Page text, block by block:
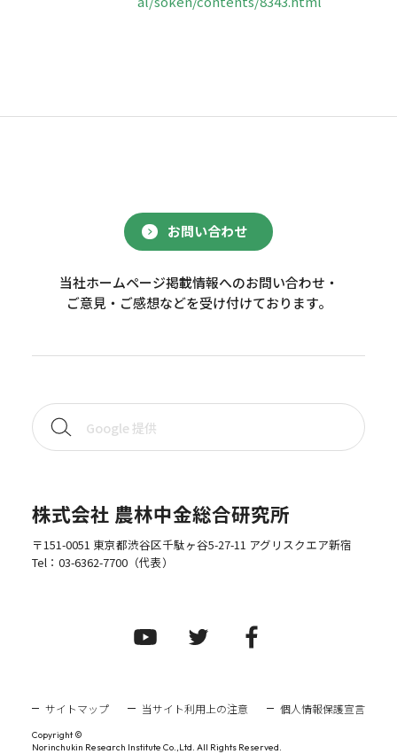
お問い合わせ
当社ホームページ掲載情報へのお問い合わせ・
ご意見・ご感想などを受け付けております。
株式会社 農林中金総合研究所
〒151-0051 東京都渋谷区千駄ヶ谷5-27-11 アグリスクエア新宿
Tel： 03-6362-7700（代表）
サイトマップ 当サイト利用上の注意 個人情報保護宣言
Copyright ©
Norinchukin Research Institute Co.,Ltd. All Rights Reserved.